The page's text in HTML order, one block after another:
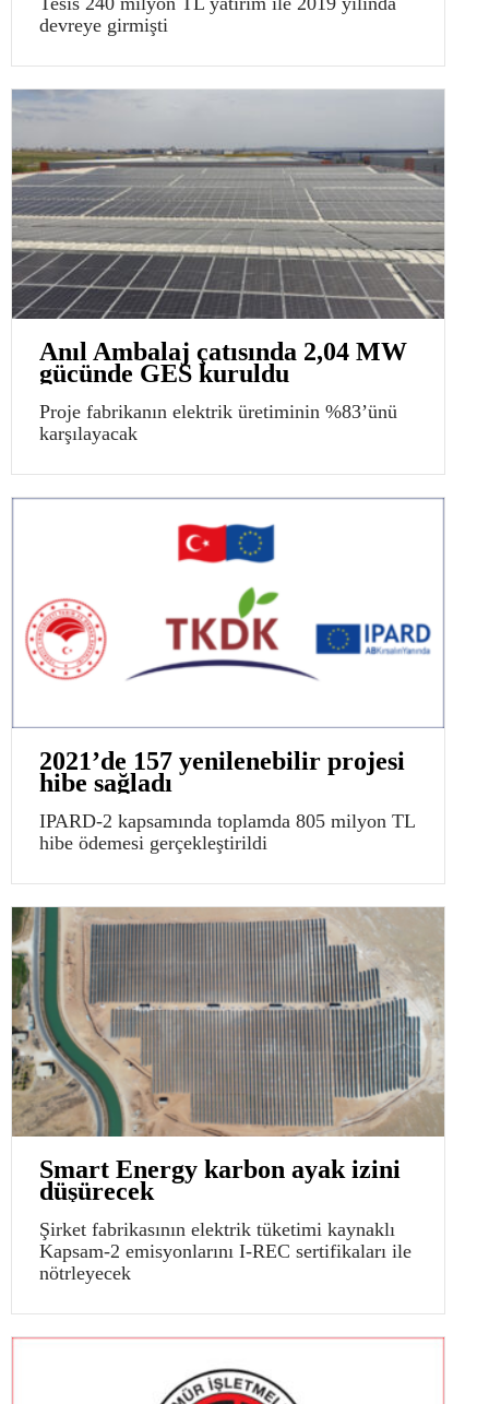
devreye girmişti
Anıl Ambalaj çatısında 2,04 MW
gücünde GES kuruldu
Proje fabrikanın elektrik üretiminin %83’ünü
karşılayacak
2021’de 157 yenilenebilir projesi
hibe sağladı
IPARD-2 kapsamında toplamda 805 milyon TL
hibe ödemesi gerçekleştirildi
Smart Energy karbon ayak izini
düşürecek
Şirket fabrikasının elektrik tüketimi kaynaklı
Kapsam-2 emisyonlarını I-REC sertifikaları ile
nötrleyecek